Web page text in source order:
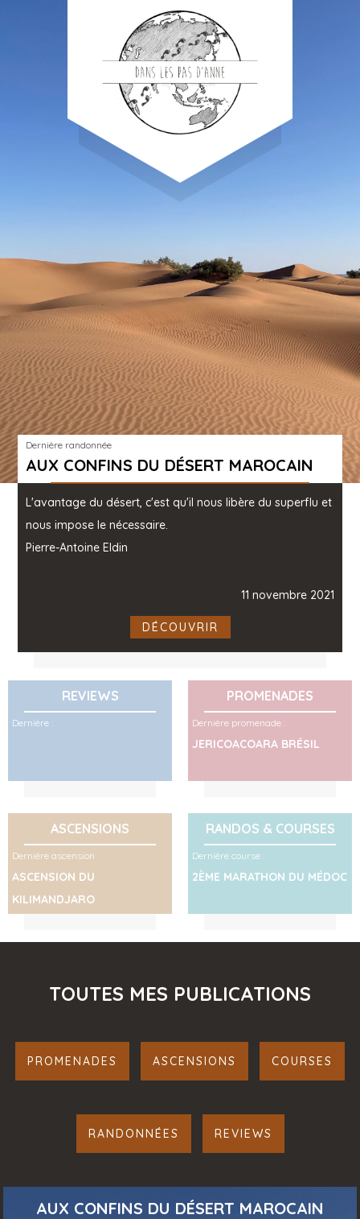
REVIEWS
Dernière :
PROMENADES
Dernière promenade :
JERICOACOARA BRÉSIL
ASCENSIONS
Dernière ascension :
ASCENSION DU
KILIMANDJARO
RANDOS & COURSES
Dernière course :
2ÈME MARATHON DU MÉDOC
Dernière randonnée
AUX CONFINS DU DÉSERT MAROCAIN
L'avantage du désert, c'est qu'il nous libère du superflu et
nous impose le nécessaire.
Pierre-Antoine Eldin
11 novembre 2021
DÉCOUVRIR
TOUTES MES PUBLICATIONS
PROMENADES ASCENSIONS COURSES
RANDONNÉES REVIEWS
AUX CONFINS DU DÉSERT MAROCAIN